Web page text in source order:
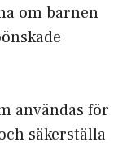
om barnen
användas för
säkerställa